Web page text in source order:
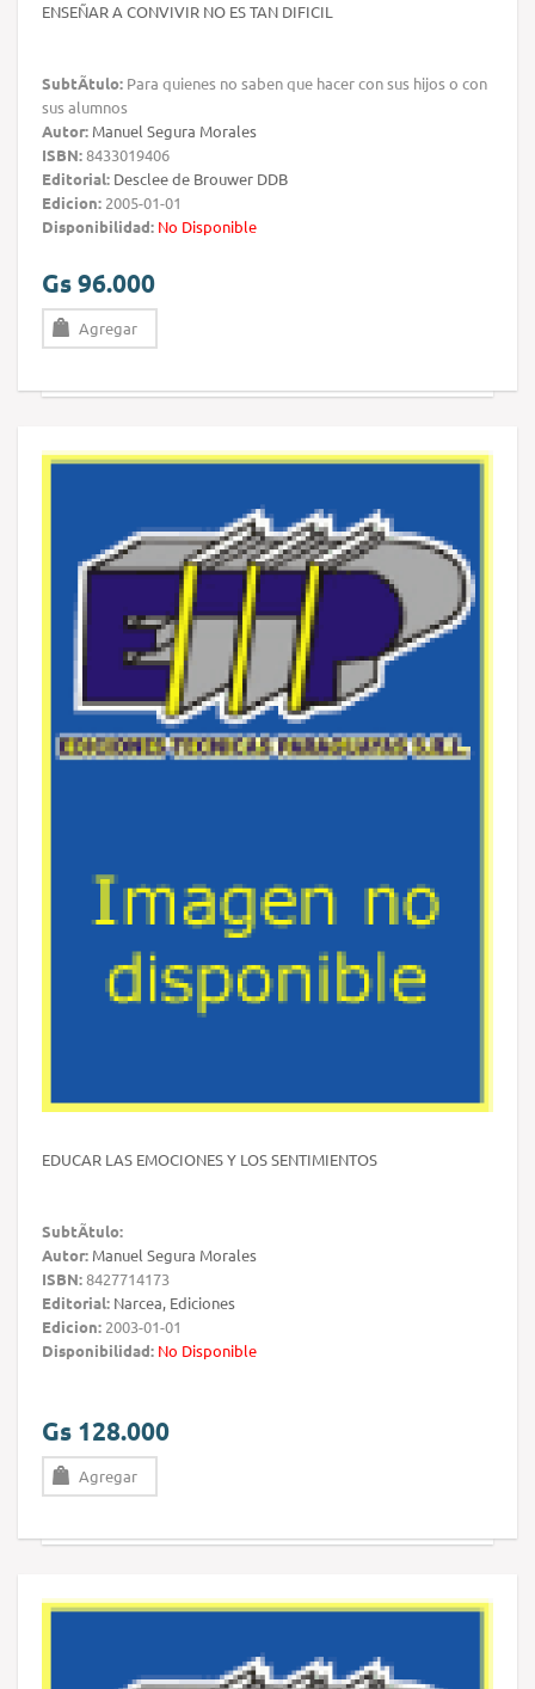
ENSEÑAR A CONVIVIR NO ES TAN DIFICIL
SubtÃ­tulo: Para quienes no saben que hacer con sus hijos o con
sus alumnos
Autor: Manuel Segura Morales
ISBN:8433019406
Editorial: Desclee de Brouwer DDB
Edicion: 2005-01-01
Disponibilidad: No Disponible
Gs 96.000
Agregar
EDUCAR LAS EMOCIONES Y LOS SENTIMIENTOS
SubtÃ­tulo:
Autor: Manuel Segura Morales
ISBN:8427714173
Editorial: Narcea, Ediciones
Edicion: 2003-01-01
Disponibilidad: No Disponible
Gs 128.000
Agregar